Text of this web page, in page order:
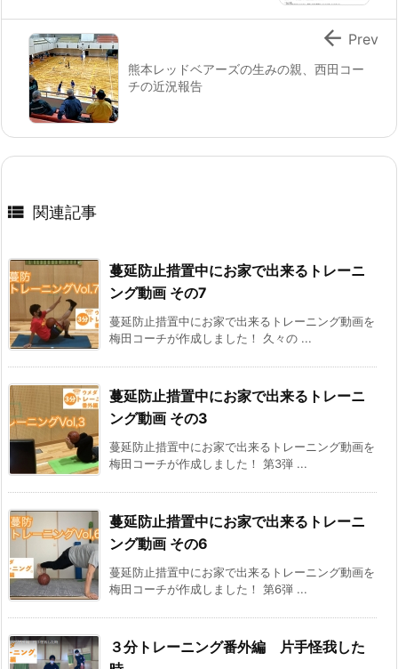
熊本レッドベアーズの生みの親、西田コー
チの近況報告
 Prev
 関連記事
蔓延防止措置中にお家で出来るトレーニ
ング動画 その7
蔓延防止措置中にお家で出来るトレーニング動画を
梅田コーチが作成しました！ 久々の ...
蔓延防止措置中にお家で出来るトレーニ
ング動画 その3
蔓延防止措置中にお家で出来るトレーニング動画を
梅田コーチが作成しました！ 第3弾 ...
蔓延防止措置中にお家で出来るトレーニ
ング動画 その6
蔓延防止措置中にお家で出来るトレーニング動画を
梅田コーチが作成しました！ 第6弾 ...
３分トレーニング番外編 片手怪我した